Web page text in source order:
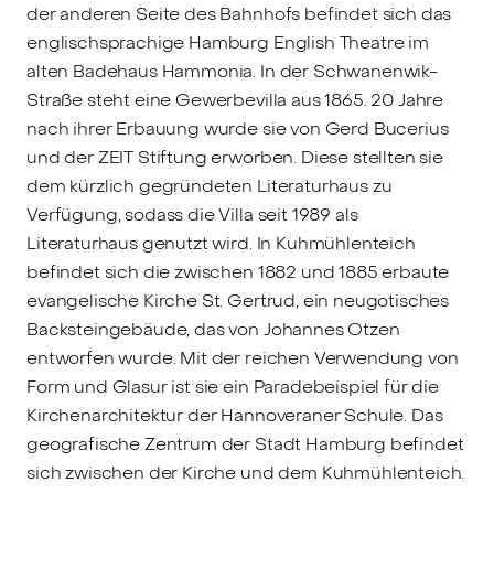
der anderen Seite des Bahnhofs befindet sich das
englischsprachige Hamburg English Theatre im
alten Badehaus Hammonia. In der Schwanenwik-
Straße steht eine Gewerbevilla aus 1865. 20 Jahre
nach ihrer Erbauung wurde sie von Gerd Bucerius
und der ZEIT Stiftung erworben. Diese stellten sie
dem kürzlich gegründeten Literaturhaus zu
Verfügung, sodass die Villa seit 1989 als
Literaturhaus genutzt wird. In Kuhmühlenteich
befindet sich die zwischen 1882 und 1885 erbaute
evangelische Kirche St. Gertrud, ein neugotisches
Backsteingebäude, das von Johannes Otzen
entworfen wurde. Mit der reichen Verwendung von
Form und Glasur ist sie ein Paradebeispiel für die
Kirchenarchitektur der Hannoveraner Schule. Das
geografische Zentrum der Stadt Hamburg befindet
sich zwischen der Kirche und dem Kuhmühlenteich.